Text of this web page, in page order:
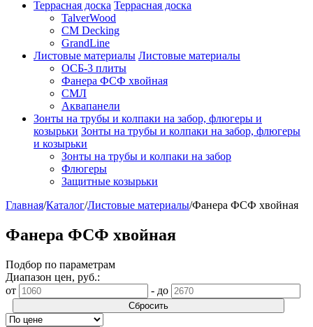
Террасная доска Террасная доска
TalverWood
CM Decking
GrandLine
Листовые материалы Листовые материалы
ОСБ-3 плиты
Фанера ФСФ хвойная
СМЛ
Аквапанели
Зонты на трубы и колпаки на забор, флюгеры и
козырьки Зонты на трубы и колпаки на забор, флюгеры
и козырьки
Зонты на трубы и колпаки на забор
Флюгеры
Защитные козырьки
Главная/Каталог/Листовые материалы/Фанера ФСФ хвойная
Фанера ФСФ хвойная
Подбор по параметрам
Диапазон цен, руб.:
от
- до
Сбросить